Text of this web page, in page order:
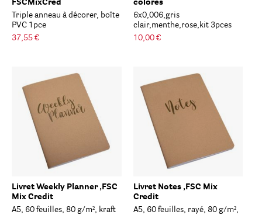
FSCMixCred
Triple anneau à décorer, boîte
PVC 1pce
37,55 €
colorés
6x0,006,gris
clair,menthe,rose,kit 3pces
10,00 €
Livret Weekly Planner ,FSC
Mix Credit
A5, 60 feuilles, 80 g/m², kraft
Livret Notes ,FSC Mix
Credit
A5, 60 feuilles, rayé, 80 g/m²,